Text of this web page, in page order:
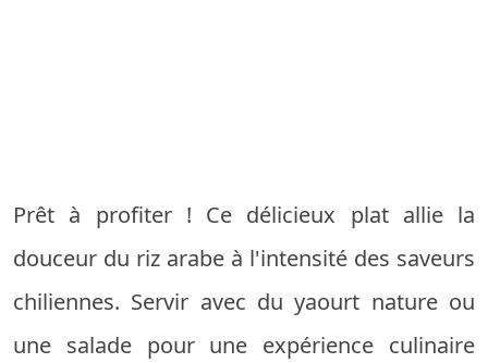
Prêt à profiter ! Ce délicieux plat allie la
douceur du riz arabe à l'intensité des saveurs
chiliennes. Servir avec du yaourt nature ou
une salade pour une expérience culinaire